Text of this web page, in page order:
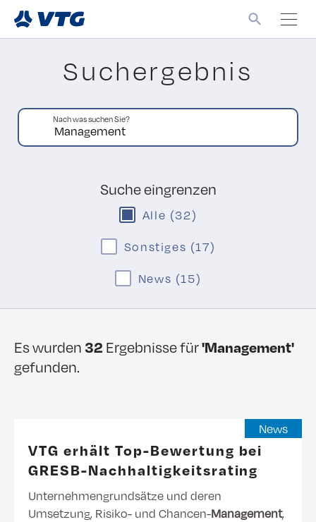
Suchergebnis
Nach was suchen Sie?
Suche eingrenzen
Alle (32)
Sonstiges (17)
News (15)
Es wurden32 Ergebnisse für'Management'
gefunden.
News
VTG erhält Top-Bewertung bei
GRESB-Nachhaltigkeitsrating
Unternehmengrundsätze und deren
Umsetzung, Risiko- und Chancen-Management,